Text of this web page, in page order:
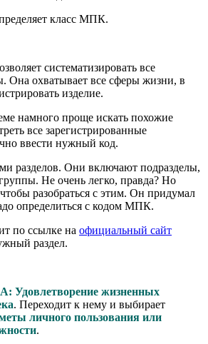
класс МПК.
систематизировать все
Она охватывает все сферы жизни, в
изделие.
намного проще искать похожие
все зарегистрированные
ввести нужный код.
разделов. Они включают подразделы,
Не очень легко, правда? Но
разобраться с этим. Он придумал
определиться с кодом МПК.
по ссылке на официальный сайт
раздел.
А: Удовлетворение жизненных
. Переходит к нему и выбирает
личного пользования или
.